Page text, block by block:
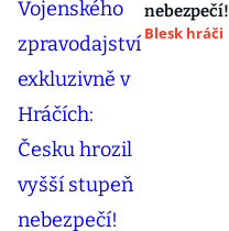
nebezpečí!
Blesk hráči